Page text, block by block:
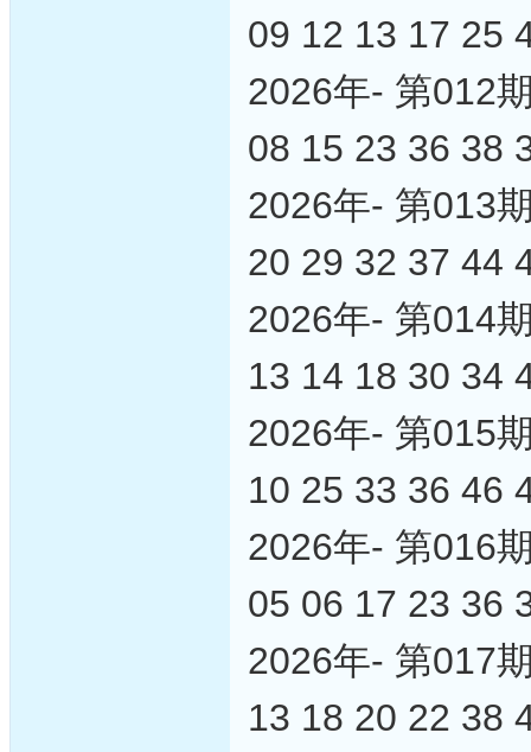
09 12 13 17 25
2026年- 第012
08 15 23 36 38
2026年- 第013
20 29 32 37 44
2026年- 第014
13 14 18 30 34
2026年- 第015
10 25 33 36 46
2026年- 第016
05 06 17 23 36
2026年- 第017
13 18 20 22 38